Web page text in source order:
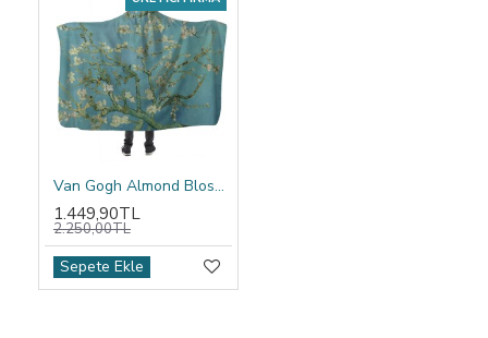
Van Gogh Almond Blossom Kapşonlu Battaniye
1.449,90TL
2.250,00TL
Sepete Ekle